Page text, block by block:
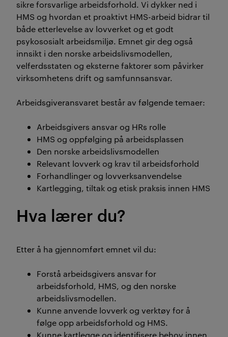
sikre forsvarlige arbeidsforhold. Vi dykker ned i
HMS og hvordan et proaktivt HMS-arbeid bidrar til
både etterlevelse av lovverket og et godt
psykososialt arbeidsmiljø. Emnet gir deg også
innsikt i den norske arbeidslivsmodellen,
velferdsstaten og eksterne faktorer som påvirker
virksomhetens drift og samfunnsansvar.
Arbeidsgiveransvaret består av følgende temaer:
Arbeidsgivers ansvar og HRs rolle
HMS og oppfølging på arbeidsplassen
Den norske arbeidslivsmodellen
Relevant lovverk og krav til arbeidsforhold
Forhandlinger og lovverksanvendelse
Kartlegging, tiltak og etisk praksis innen HMS
Hva lærer du?
Etter å ha gjennomført emnet vil du:
Forstå arbeidsgivers ansvar for
arbeidsforhold, HMS, og den norske
arbeidslivsmodellen.
Kunne anvende lovverk og verktøy for å
følge opp arbeidsforhold og HMS.
Kunne kartlegge og identifisere behov innen